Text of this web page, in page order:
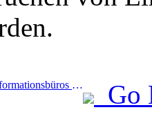
Prev:Pressekonferenz des Informationsbüros des Staatsrats: Derzeit gibt es in meinem Land 28 Grenzhäfen, die selbstfahrende Tourismusdienste anbieten können Go